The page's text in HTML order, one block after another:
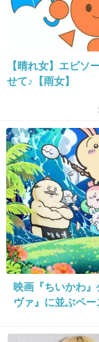
27. 匿名2014/10/08(水)
そんな釈明し
28. 匿名2014/10/08(水)
アイドルでい
わがまますぎ
【晴れ女】エピソ
せて♪【雨女】
映画『ちいかわ
ヴァ』に並ぶペー